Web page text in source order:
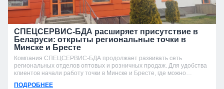
СПЕЦСЕРВИС-БДА расширяет присутствие в
Беларуси: открыты региональные точки в
Минске и Бресте
Компания СПЕЦСЕРВИС-БДА продолжает развивать сеть
региональных отделов оптовых и розничных продаж. Для удобства
клиентов начали работу точки в Минске и Бресте, где можно
ПОДРОБНЕЕ